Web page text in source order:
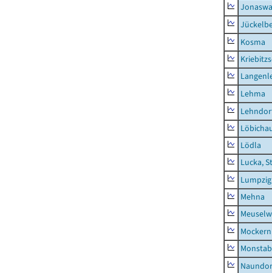
Kosma
Lehma
Lödla
Lucka,
Lumpzig
Mehna
Mockern
Monstab